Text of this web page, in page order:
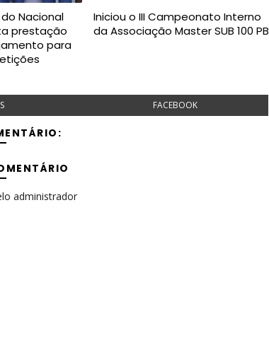
Nacional
prestação
para
Iniciou o III Campeonato Interno
da Associação Master SUB 100 PB
FACEBOOK
administrador